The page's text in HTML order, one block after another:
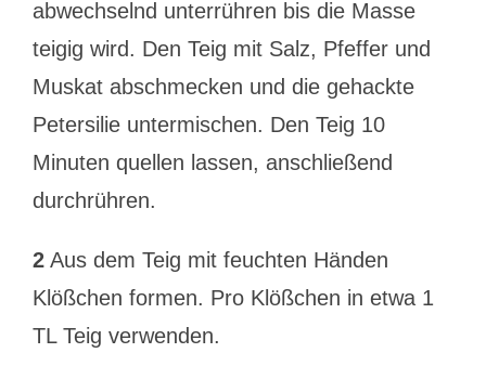
abwechselnd unterrühren bis die Masse
teigig wird. Den Teig mit Salz, Pfeffer und
Muskat abschmecken und die gehackte
Petersilie untermischen. Den Teig 10
Minuten quellen lassen, anschließend
durchrühren.
2Aus dem Teig mit feuchten Händen
Klößchen formen. Pro Klößchen in etwa 1
TL Teig verwenden.